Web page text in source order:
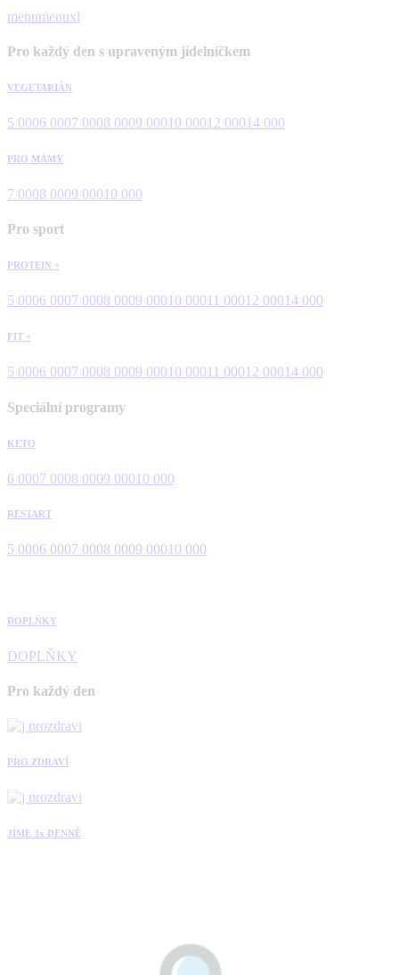
menumenuxl
Pro každý den s upraveným jídelníčkem
VEGETARIÁN
5 0006 0007 0008 0009 00010 00012 00014 000
PRO MÁMY
7 0008 0009 00010 000
Pro sport
PROTEIN +
5 0006 0007 0008 0009 00010 00011 00012 00014 000
FIT +
5 0006 0007 0008 0009 00010 00011 00012 00014 000
Speciální programy
KETO
6 0007 0008 0009 00010 000
RESTART
5 0006 0007 0008 0009 00010 000
DOPLŇKY
DOPLŇKY
Pro každý den
PRO ZDRAVÍ
JÍME 3x DENNĚ